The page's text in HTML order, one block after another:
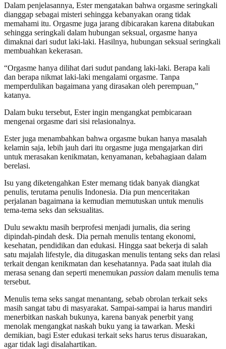
Dalam penjelasannya, Ester mengatakan bahwa orgasme seringkali
dianggap sebagai misteri sehingga kebanyakan orang tidak
memahami itu. Orgasme juga jarang dibicarakan karena ditabukan
sehingga seringkali dalam hubungan seksual, orgasme hanya
dimaknai dari sudut laki-laki. Hasilnya, hubungan seksual seringkali
membuahkan kekerasan.
“Orgasme hanya dilihat dari sudut pandang laki-laki. Berapa kali
dan berapa nikmat laki-laki mengalami orgasme. Tanpa
memperdulikan bagaimana yang dirasakan oleh perempuan,”
katanya.
Dalam buku tersebut, Ester ingin mengangkat pembicaraan
mengenai orgasme dari sisi relasionalnya.
Ester juga menambahkan bahwa orgasme bukan hanya masalah
kelamin saja, lebih jauh dari itu orgasme juga mengajarkan diri
untuk merasakan kenikmatan, kenyamanan, kebahagiaan dalam
berelasi.
Isu yang diketengahkan Ester memang tidak banyak diangkat
penulis, terutama penulis Indonesia. Dia pun menceritakan
perjalanan bagaimana ia kemudian memutuskan untuk menulis
tema-tema seks dan seksualitas.
Dulu sewaktu masih berprofesi menjadi jurnalis, dia sering
dipindah-pindah desk. Dia pernah menulis tentang ekonomi,
kesehatan, pendidikan dan edukasi. Hingga saat bekerja di salah
satu majalah lifestyle, dia ditugaskan menulis tentang seks dan relasi
terkait dengan kenikmatan dan kesehatannya. Pada saat itulah dia
merasa senang dan seperti menemukan passion dalam menulis tema
tersebut.
Menulis tema seks sangat menantang, sebab obrolan terkait seks
masih sangat tabu di masyarakat. Sampai-sampai ia harus mandiri
menerbitkan naskah bukunya, karena banyak penerbit yang
menolak mengangkat naskah buku yang ia tawarkan. Meski
demikian, bagi Ester edukasi terkait seks harus terus disuarakan,
agar tidak lagi disalahartikan.